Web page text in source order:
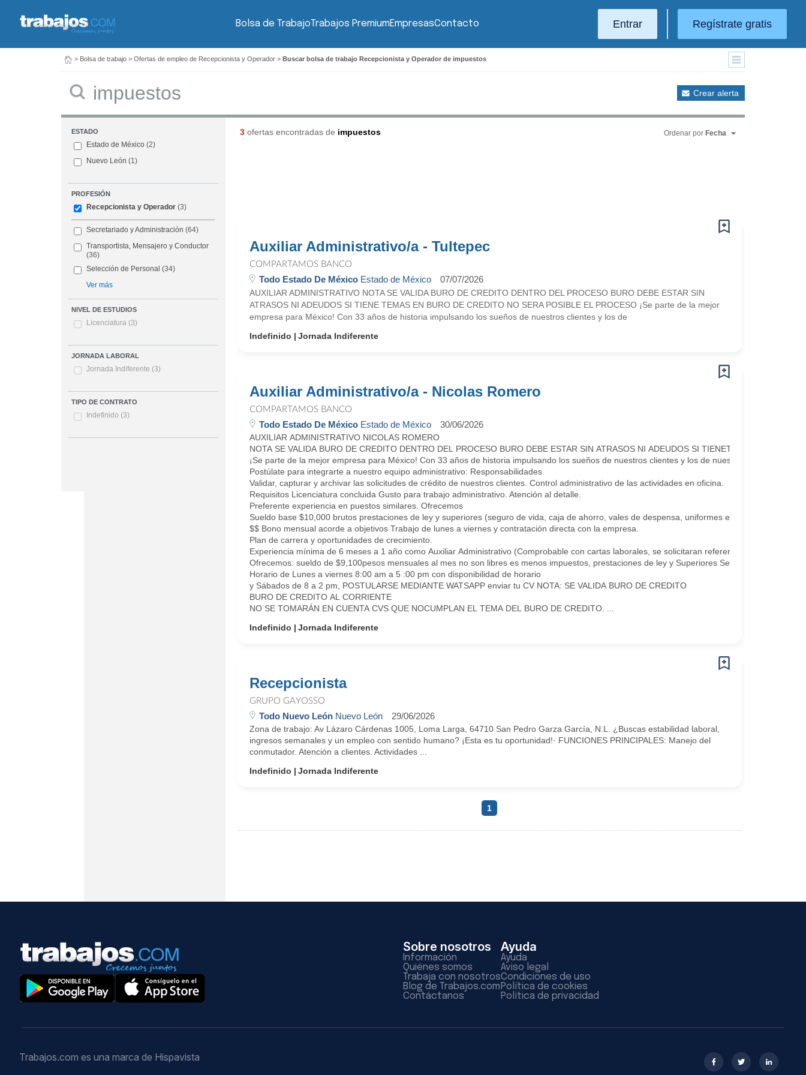
Bolsa de TrabajoTrabajos PremiumEmpresasContacto Entrar Regístrate gratis
> Bolsa de trabajo > Ofertas de empleo de Recepcionista y Operador > Buscar bolsa de trabajo Recepcionista y Operador de impuestos
Crear alerta
ESTADO
Estado de México (2)
Nuevo León (1)
PROFESIÓN
Recepcionista y Operador (3)
Secretariado y Administración (64)
Transportista, Mensajero y Conductor
(36)
Selección de Personal (34)
Ver más
NIVEL DE ESTUDIOS
Licenciatura (3)
JORNADA LABORAL
Jornada Indiferente (3)
TIPO DE CONTRATO
Indefinido (3)
3ofertas encontradas de impuestos Ordenar por Fecha
Auxiliar Administrativo/a - Tultepec
COMPARTAMOS BANCO
Todo Estado De MéxicoEstado de México 07/07/2026
AUXILIAR ADMINISTRATIVO NOTA SE VALIDA BURO DE CREDITO DENTRO DEL PROCESO BURO DEBE ESTAR SIN
ATRASOS NI ADEUDOS SI TIENE TEMAS EN BURO DE CREDITO NO SERA POSIBLE EL PROCESO ¡Se parte de la mejor
empresa para México! Con 33 años de historia impulsando los sueños de nuestros clientes y los de
Indefinido
Jornada Indiferente
Auxiliar Administrativo/a - Nicolas Romero
COMPARTAMOS BANCO
Todo Estado De MéxicoEstado de México 30/06/2026
AUXILIAR ADMINISTRATIVO NICOLAS ROMERO
NOTA SE VALIDA BURO DE CREDITO DENTRO DEL PROCESO BURO DEBE ESTAR SIN ATRASOS NI ADEUDOS SI TIENETEMAS EN BURO
¡Se parte de la mejor empresa para México! Con 33 años de historia impulsando los sueños de nuestros clientes y los de nuestros colaboradores.
Postúlate para integrarte a nuestro equipo administrativo: Responsabilidades
Validar, capturar y archivar las solicitudes de crédito de nuestros clientes. Control administrativo de las actividades en oficina.
Requisitos Licenciatura concluida Gusto para trabajo administrativo. Atención al detalle.
Preferente experiencia en puestos similares. Ofrecemos
Sueldo base $10,000 brutos prestaciones de ley y superiores (seguro de vida, caja de ahorro, vales de despensa, uniformes etc.)
$$ Bono mensual acorde a objetivos Trabajo de lunes a viernes y contratación directa con la empresa.
Plan de carrera y oportunidades de crecimiento.
Experiencia mínima de 6 meses a 1 año como Auxiliar Administrativo (Comprobable con cartas laborales, se solicitaran referencias laborales)
Ofrecemos: sueldo de $9,100pesos mensuales al mes no son libres es menos impuestos, prestaciones de ley y Superiores Seguro social,
Horario de Lunes a viernes 8:00 am a 5 :00 pm con disponibilidad de horario
y Sábados de 8 a 2 pm, POSTULARSE MEDIANTE WATSAPP enviar tu CV NOTA: SE VALIDA BURO DE CREDITO
BURO DE CREDITO AL CORRIENTE
NO SE TOMARÁN EN CUENTA CVS QUE NOCUMPLAN EL TEMA DEL BURO DE CREDITO. ...
Indefinido
Jornada Indiferente
Recepcionista
GRUPO GAYOSSO
Todo Nuevo LeónNuevo León 29/06/2026
Zona de trabajo: Av Lázaro Cárdenas 1005, Loma Larga, 64710 San Pedro Garza García, N.L. ¿Buscas estabilidad laboral,
ingresos semanales y un empleo con sentido humano? ¡Esta es tu oportunidad!· FUNCIONES PRINCIPALES: Manejo del
conmutador. Atención a clientes. Actividades ...
Indefinido
Jornada Indiferente
1
Sobre nosotros
Información
Quiénes somos
Trabaja con nosotros
Blog de Trabajos.com
Contáctanos
Ayuda
Ayuda
Aviso legal
Condiciones de uso
Política de cookies
Política de privacidad
Trabajos.com es una marca de Hispavista